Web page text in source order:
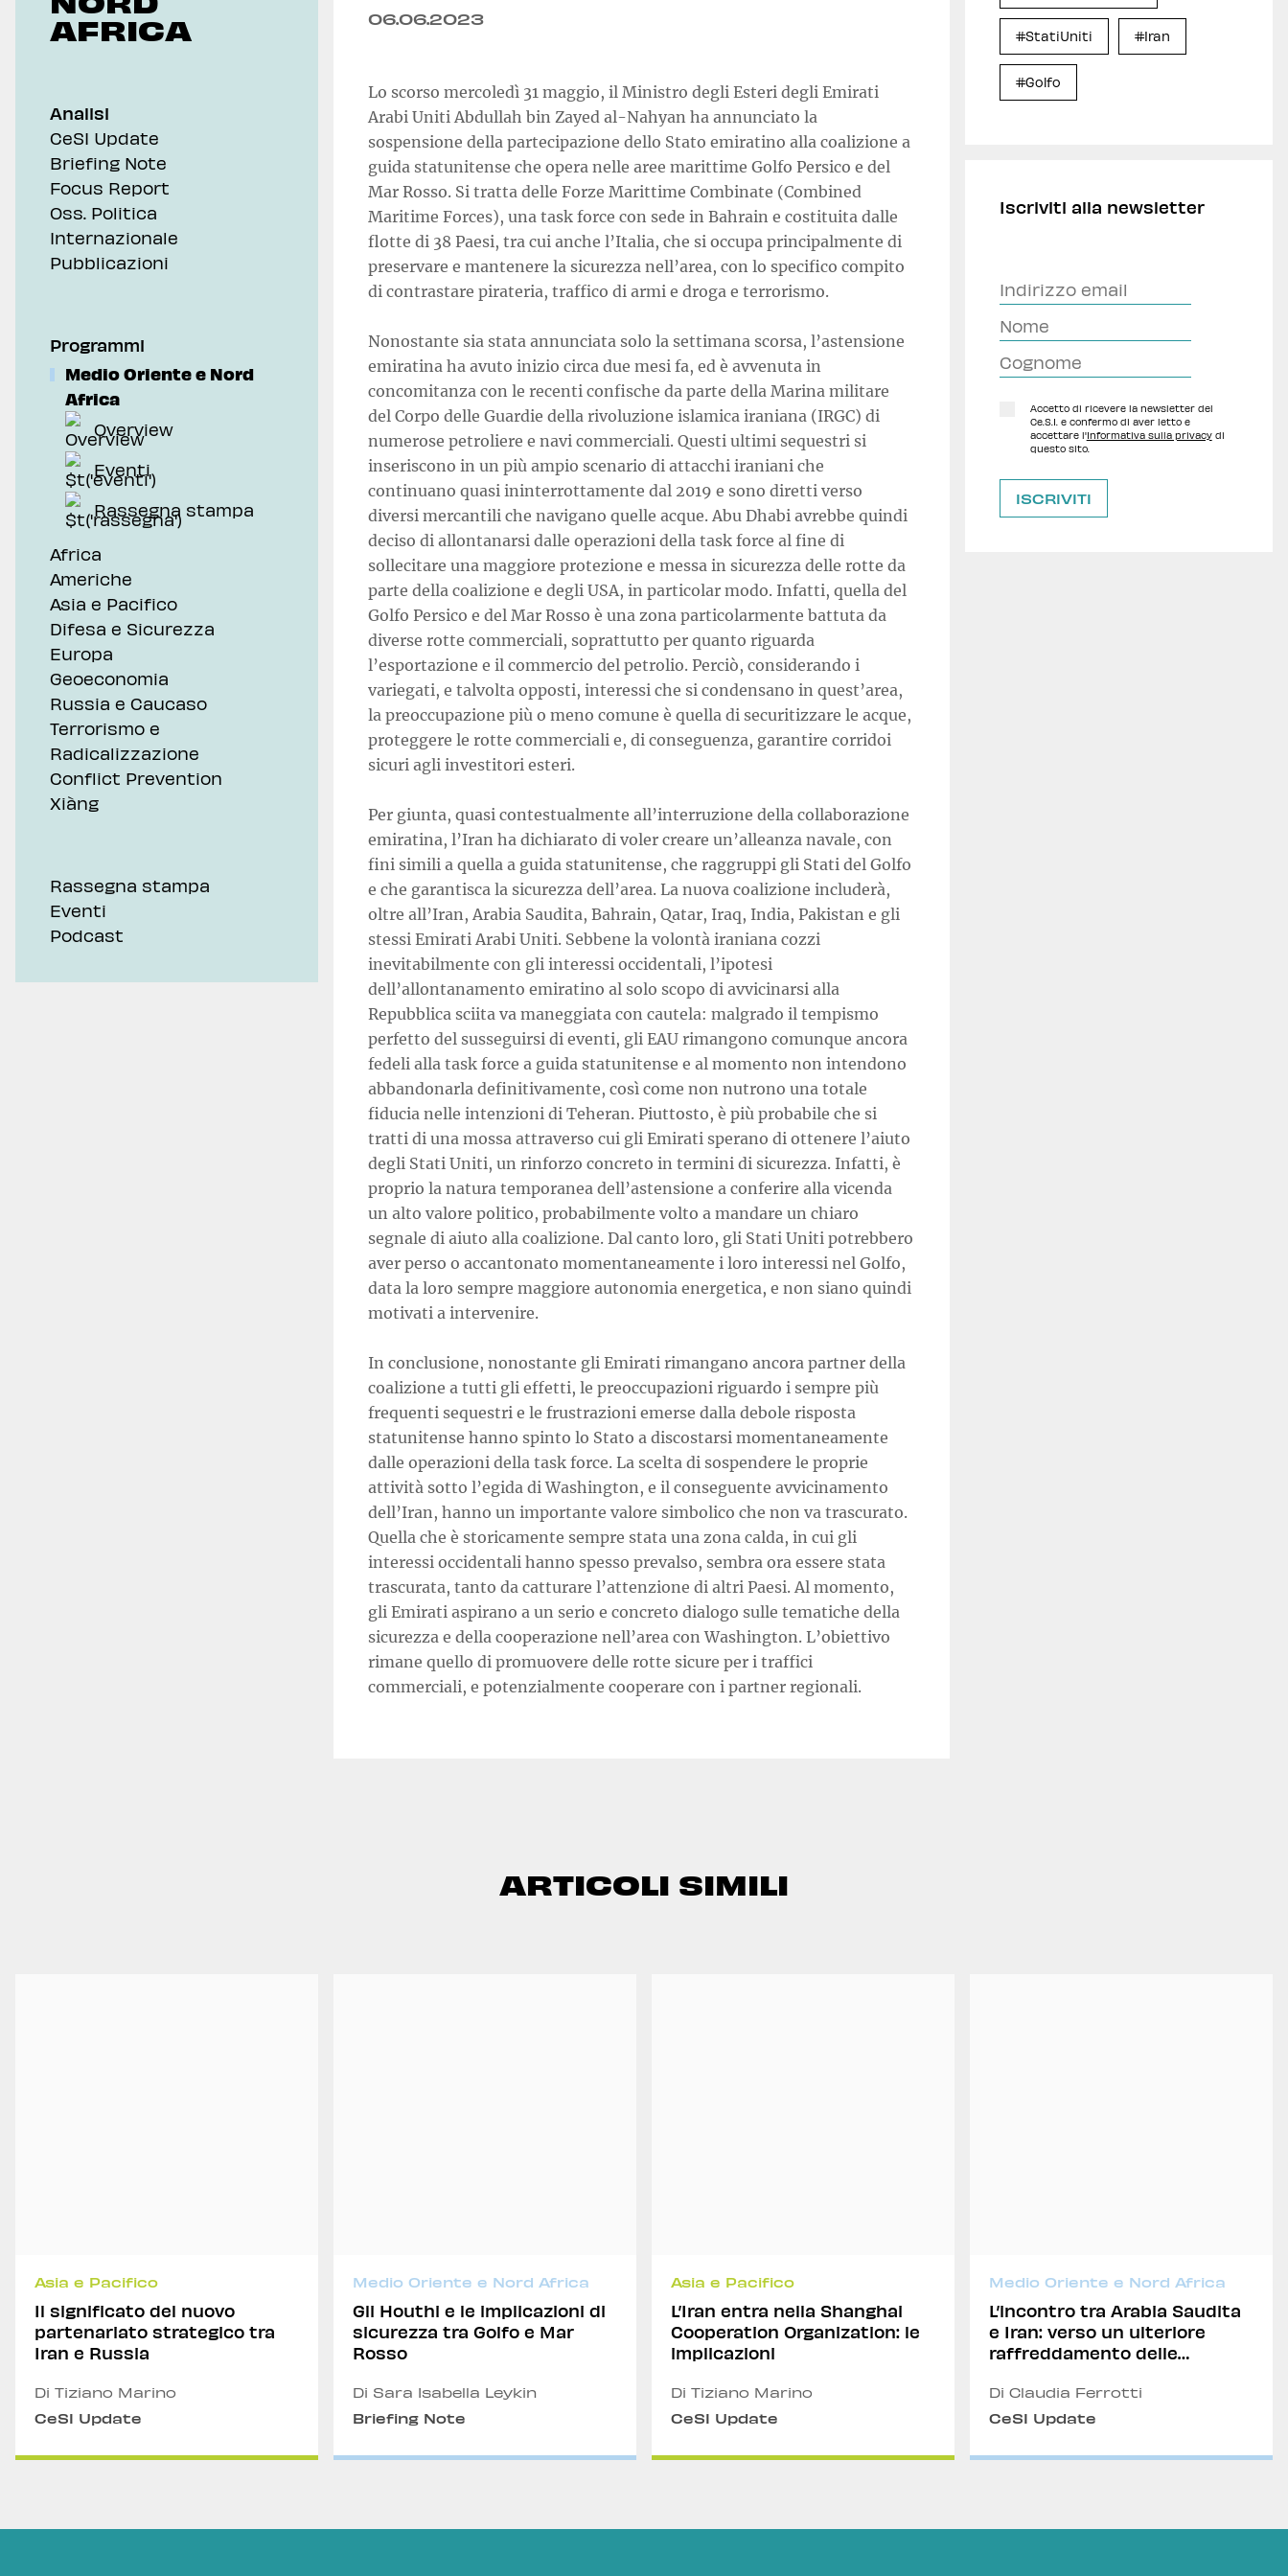
AFRICA
Analisi
CeSI Update
Briefing Note
Focus Report
Oss. Politica
Internazionale
Pubblicazioni
Programmi
Medio Oriente e Nord
Africa
Overview
Eventi
Rassegna stampa
Africa
Americhe
Asia e Pacifico
Difesa e Sicurezza
Europa
Geoeconomia
Russia e Caucaso
Terrorismo e
Radicalizzazione
Conflict Prevention
Xiàng
Rassegna stampa
Eventi
Podcast
06.06.2023
Lo scorso mercoledì 31 maggio, il Ministro degli Esteri degli Emirati
Arabi Uniti Abdullah bin Zayed al-Nahyan ha annunciato la
sospensione della partecipazione dello Stato emiratino alla coalizione a
guida statunitense che opera nelle aree marittime Golfo Persico e del
Mar Rosso. Si tratta delle Forze Marittime Combinate (Combined
Maritime Forces), una task force con sede in Bahrain e costituita dalle
flotte di 38 Paesi, tra cui anche l’Italia, che si occupa principalmente di
preservare e mantenere la sicurezza nell’area, con lo specifico compito
di contrastare pirateria, traffico di armi e droga e terrorismo.
Nonostante sia stata annunciata solo la settimana scorsa, l’astensione
emiratina ha avuto inizio circa due mesi fa, ed è avvenuta in
concomitanza con le recenti confische da parte della Marina militare
del Corpo delle Guardie della rivoluzione islamica iraniana (IRGC) di
numerose petroliere e navi commerciali. Questi ultimi sequestri si
inseriscono in un più ampio scenario di attacchi iraniani che
continuano quasi ininterrottamente dal 2019 e sono diretti verso
diversi mercantili che navigano quelle acque. Abu Dhabi avrebbe quindi
deciso di allontanarsi dalle operazioni della task force al fine di
sollecitare una maggiore protezione e messa in sicurezza delle rotte da
parte della coalizione e degli USA, in particolar modo. Infatti, quella del
Golfo Persico e del Mar Rosso è una zona particolarmente battuta da
diverse rotte commerciali, soprattutto per quanto riguarda
l’esportazione e il commercio del petrolio. Perciò, considerando i
variegati, e talvolta opposti, interessi che si condensano in quest’area,
la preoccupazione più o meno comune è quella di securitizzare le acque,
proteggere le rotte commerciali e, di conseguenza, garantire corridoi
sicuri agli investitori esteri.
Per giunta, quasi contestualmente all’interruzione della collaborazione
emiratina, l’Iran ha dichiarato di voler creare un’alleanza navale, con
fini simili a quella a guida statunitense, che raggruppi gli Stati del Golfo
e che garantisca la sicurezza dell’area. La nuova coalizione includerà,
oltre all’Iran, Arabia Saudita, Bahrain, Qatar, Iraq, India, Pakistan e gli
stessi Emirati Arabi Uniti. Sebbene la volontà iraniana cozzi
inevitabilmente con gli interessi occidentali, l’ipotesi
dell’allontanamento emiratino al solo scopo di avvicinarsi alla
Repubblica sciita va maneggiata con cautela: malgrado il tempismo
perfetto del susseguirsi di eventi, gli EAU rimangono comunque ancora
fedeli alla task force a guida statunitense e al momento non intendono
abbandonarla definitivamente, così come non nutrono una totale
fiducia nelle intenzioni di Teheran. Piuttosto, è più probabile che si
tratti di una mossa attraverso cui gli Emirati sperano di ottenere l’aiuto
degli Stati Uniti, un rinforzo concreto in termini di sicurezza. Infatti, è
proprio la natura temporanea dell’astensione a conferire alla vicenda
un alto valore politico, probabilmente volto a mandare un chiaro
segnale di aiuto alla coalizione. Dal canto loro, gli Stati Uniti potrebbero
aver perso o accantonato momentaneamente i loro interessi nel Golfo,
data la loro sempre maggiore autonomia energetica, e non siano quindi
motivati a intervenire.
In conclusione, nonostante gli Emirati rimangano ancora partner della
coalizione a tutti gli effetti, le preoccupazioni riguardo i sempre più
frequenti sequestri e le frustrazioni emerse dalla debole risposta
statunitense hanno spinto lo Stato a discostarsi momentaneamente
dalle operazioni della task force. La scelta di sospendere le proprie
attività sotto l’egida di Washington, e il conseguente avvicinamento
dell’Iran, hanno un importante valore simbolico che non va trascurato.
Quella che è storicamente sempre stata una zona calda, in cui gli
interessi occidentali hanno spesso prevalso, sembra ora essere stata
trascurata, tanto da catturare l’attenzione di altri Paesi. Al momento,
gli Emirati aspirano a un serio e concreto dialogo sulle tematiche della
sicurezza e della cooperazione nell’area con Washington. L’obiettivo
rimane quello di promuovere delle rotte sicure per i traffici
commerciali, e potenzialmente cooperare con i partner regionali.
#StatiUniti #Iran
#Golfo
Iscriviti alla newsletter
Accetto di ricevere la newsletter del
Ce.S.I. e confermo di aver letto e
accettare l'Informativa sulla privacydi
questo sito.
ARTICOLI SIMILI
Asia e Pacifico
Il significato del nuovo
partenariato strategico tra
Iran e Russia
Di Tiziano Marino
CeSI Update
Medio Oriente e Nord Africa
Gli Houthi e le implicazioni di
sicurezza tra Golfo e Mar
Rosso
Di Sara Isabella Leykin
Briefing Note
Asia e Pacifico
L’Iran entra nella Shanghai
Cooperation Organization: le
implicazioni
Di Tiziano Marino
CeSI Update
Medio Oriente e Nord Africa
L’incontro tra Arabia Saudita
e Iran: verso un ulteriore
raffreddamento delle
Di Claudia Ferrotti
CeSI Update